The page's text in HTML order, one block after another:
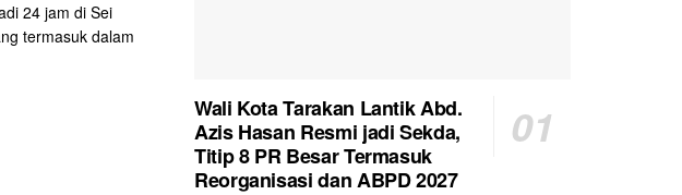
24 jam di Sei
termasuk dalam
Wali Kota Tarakan Lantik Abd.
Azis Hasan Resmi jadi Sekda,
Titip 8 PR Besar Termasuk
Reorganisasi dan ABPD 2027